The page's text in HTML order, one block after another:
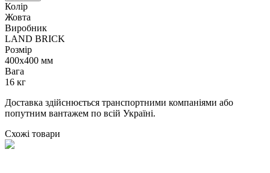
Колір
Жовта
Виробник
LAND BRICK
Розмір
400х400 мм
Вага
16 кг
Доставка здійснюється транспортними компаніями або
попутним вантажем по всій Україні.
Схожі товари